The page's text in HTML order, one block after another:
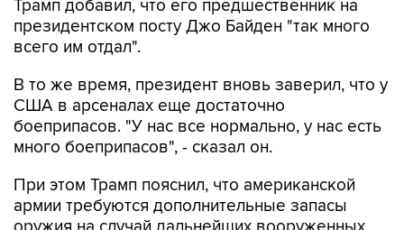
Трамп добавил, что его предшественник на
президентском посту Джо Байден "так много
всего им отдал".
В то же время, президент вновь заверил, что у
США в арсеналах еще достаточно
боеприпасов. "У нас все нормально, у нас есть
много боеприпасов", - сказал он.
При этом Трамп пояснил, что американской
армии требуются дополнительные запасы